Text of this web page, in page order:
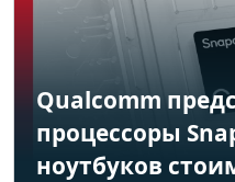
Qualcomm
процессоры
ноутбуков